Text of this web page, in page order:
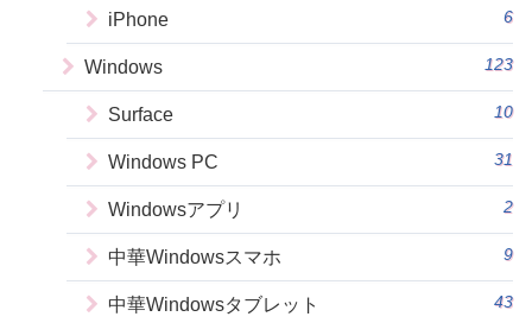
iPhone 6
Windows 123
Surface 10
Windows PC 31
Windowsアプリ 2
中華Windowsスマホ 9
中華Windowsタブレット 43